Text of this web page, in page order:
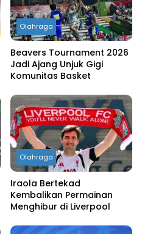
Olahraga
Beavers Tournament 2026
Jadi Ajang Unjuk Gigi
Komunitas Basket
Olahraga
Iraola Bertekad
Kembalikan Permainan
Menghibur di Liverpool